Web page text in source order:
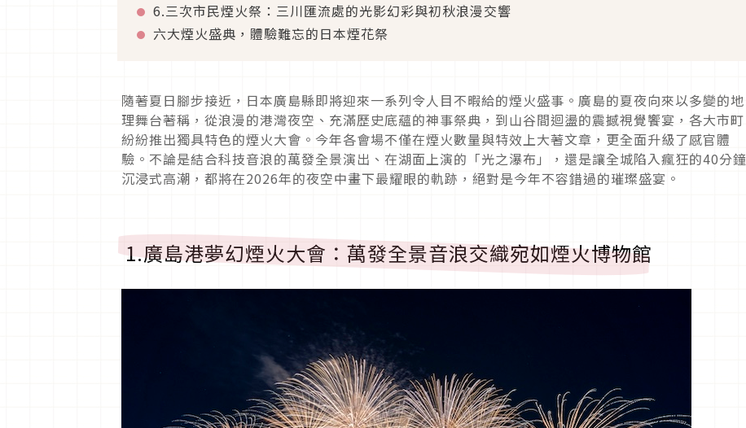
6.三次市民煙火祭：三川匯流處的光影幻彩與初秋浪漫交響
六大煙火盛典，體驗難忘的日本煙花祭
隨著夏日腳步接近，日本廣島縣即將迎來一系列令人目不暇給的煙火盛事。廣島的夏夜向來以多變的地
理舞台著稱，從浪漫的港灣夜空、充滿歷史底蘊的神事祭典，到山谷間迴盪的震撼視覺饗宴，各大市町
紛紛推出獨具特色的煙火大會。今年各會場不僅在煙火數量與特效上大著文章，更全面升級了感官體
驗。不論是結合科技音浪的萬發全景演出、在湖面上演的「光之瀑布」，還是讓全城陷入瘋狂的40分鐘
沉浸式高潮，都將在2026年的夜空中畫下最耀眼的軌跡，絕對是今年不容錯過的璀璨盛宴。
1.廣島港夢幻煙火大會：萬發全景音浪交織宛如煙火博物館